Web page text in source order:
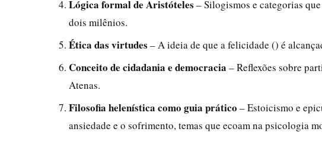
Lógica formal de Aristóteles – Silogismos e categorias
dois milênios.
Ética das virtudes – A ideia de que a felicidade () é
Conceito de cidadania e democracia – Reflexões sobre
Atenas.
Filosofia helenística como guia prático – Estoicismo e
ansiedade e o sofrimento, temas que ecoam na psicologia